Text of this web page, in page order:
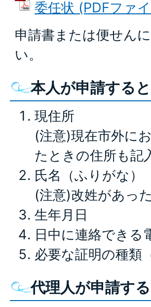
委任状 (PDFファ
申請書または便せん
い。
本人が申請する
現住所
(注意)現在市外に
たときの住所も記
氏名（ふりがな）
(注意)改姓があっ
生年月日
日中に連絡できる
必要な証明の種類
代理人が申請す